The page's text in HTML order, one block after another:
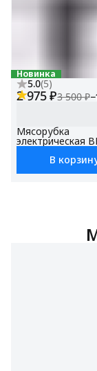
Новинка
5.0(5)
2 975 ₽3 500 ₽−
Мясорубка
электрическая
черный, макс.
В